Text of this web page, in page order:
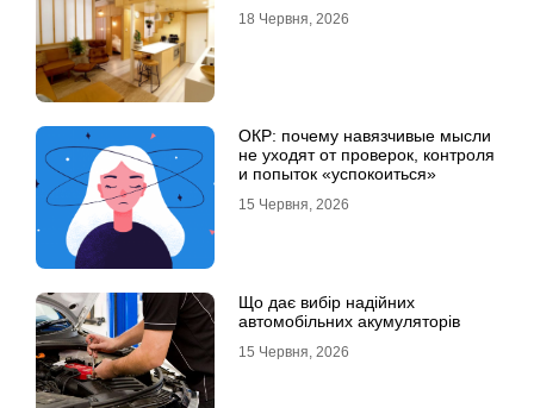
18 Червня, 2026
ОКР: почему навязчивые мысли
не уходят от проверок, контроля
и попыток «успокоиться»
15 Червня, 2026
Що дає вибір надійних
автомобільних акумуляторів
15 Червня, 2026